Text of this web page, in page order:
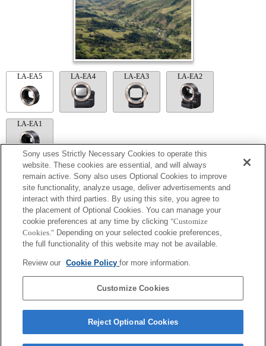
LA-EA5 LA-EA4 LA-EA3 LA-EA2
LA-EA1
Disponible con un adaptador de monturas
El sonido de control del diafragma se graba con el micrófono interno.
Outside the A (Aperture priority), S (Shutter priority), and M (Manual) modes, the
shutter speed and the aperture can not be adjusted during the movie recording.
Si acoplas la [lente del tipo A-mount] usando un Adaptador Mount, la función de
ayuda MF no funciona automáticamente cuando giras el anillo del foco. Puedes
función [MF Assist/Ayuda MF] a cualquier tecla en las "opciones personalizadas".
El obturador táctil no funciona.
La función SteadyShot no responde cuando SteadyShot está ajustado a [Estándar].
Sony uses Strictly Necessary Cookies to operate this
website. These cookies are essential, and will always
remain active. Sony also uses Optional Cookies to improve
site functionality, analyze usage, deliver advertisements and
interact with third parties. By using this site, you agree to
the placement of Optional Cookies. You can manage your
cookie preferences at any time by clicking "Customize
Cookies." Depending on your selected cookie preferences,
the full functionality of this website may not be available.
Review our Cookie Policyfor more information.
Customize Cookies
Reject Optional Cookies